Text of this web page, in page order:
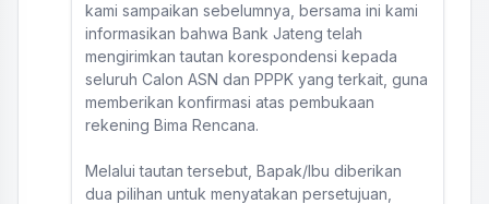
kami sampaikan sebelumnya, bersama ini kami
informasikan bahwa Bank Jateng telah
mengirimkan tautan korespondensi kepada
seluruh Calon ASN dan PPPK yang terkait, guna
memberikan konfirmasi atas pembukaan
rekening Bima Rencana.
Melalui tautan tersebut, Bapak/Ibu diberikan
dua pilihan untuk menyatakan persetujuan,